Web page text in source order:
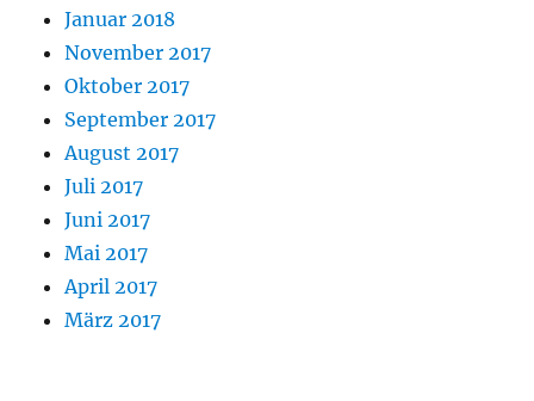
Januar 2018
November 2017
Oktober 2017
September 2017
August 2017
Juli 2017
Juni 2017
Mai 2017
April 2017
März 2017